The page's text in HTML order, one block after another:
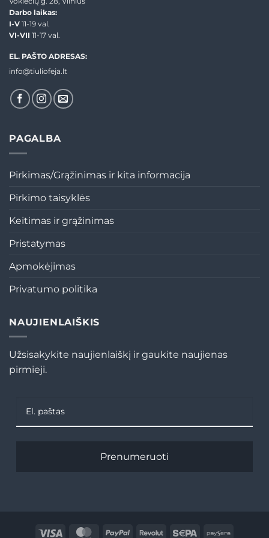
Darbo laikas:
I-V 11-19 val.
VI-VII 11-17 val.
EL. PAŠTO ADRESAS:
info@tiuliofeja.lt
PAGALBA
Pirkimas/Grąžinimas ir kita informacija
Pirkimo taisyklės
Keitimas ir grąžinimas
Pristatymas
Apmokėjimas
Privatumo politika
NAUJIENLAIŠKIS
Užsisakykite naujienlaiškį ir gaukite naujienas
pirmieji.
Prenumeruoti
Visa MasterCardPayPal Revolut Sepa Paysera